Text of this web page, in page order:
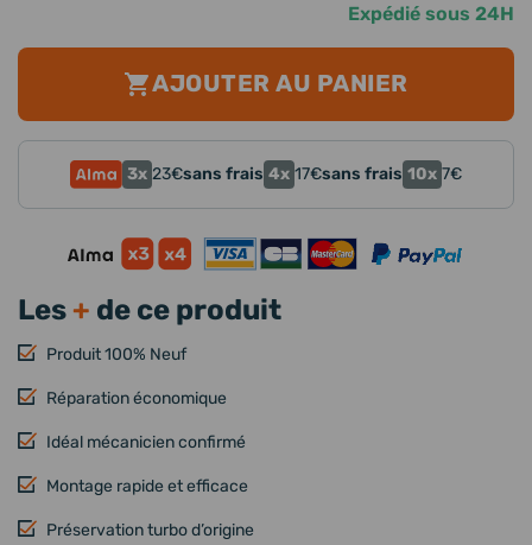
Les+ de ce produit
Produit 100% Neuf
Réparation économique
Idéal mécanicien confirmé
Montage rapide et efficace
Préservation turbo d’origine
Expédié sous 24H
AJOUTER AU PANIER
3x 23€sans frais 4x 17€sans frais 10x 7€